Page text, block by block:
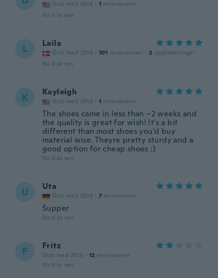
Gick med 2018 · 1 recensioner
för 6 år sen
L Laila
Gick med 2016 · 101 recensioner · 2 uppladdningar
för 6 år sen
K Kayleigh
Gick med 2018 · 1 recensioner
The shoes came in less than ~2 weeks and
the quality is great for wish! It's a bit
different than most shoes you'd buy
material wise. Theyre pretty sturdy and a
good option for cheap shoes :)
för 6 år sen
U Uta
Gick med 2019 · 7 recensioner
Supper
för 6 år sen
F Fritz
Gick med 2016 · 12 recensioner
för 6 år sen